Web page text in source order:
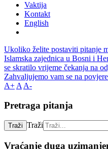
Vaktija
Kontakt
English
Ukoliko želite postaviti pitanje
Islamska zajednica u Bosni i
se skratilo vrijeme čekanja na
Zahvaljujemo vam se na
A+ A A-
Pretraga pitanja
Traži Traži
Vraćanje duga